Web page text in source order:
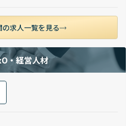
求人一覧を見る
・経営人材